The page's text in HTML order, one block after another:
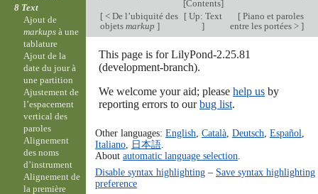
[Contents]
[< De l’ubiquité des
objets markup ]
[ Up: Text
]
[Piano et paroles
entre les portées > ]
This page is for LilyPond-2.25.81
(development-branch).
We welcome your aid; please help usby
reporting errors to ourbug list.
Other languages: English Català, Deutsch Español
Italiano, 日本語.
About automatic language selection
Disable syntax highlighting– Save syntax highlighting
preference
8 Text
Ajout de
markups à une
tablature
Ajout de la
date du jour à
une partition
Ajustement de
l’espacement
vertical des
paroles
Alignement
des noms
d’instrument
Alignement de
la première